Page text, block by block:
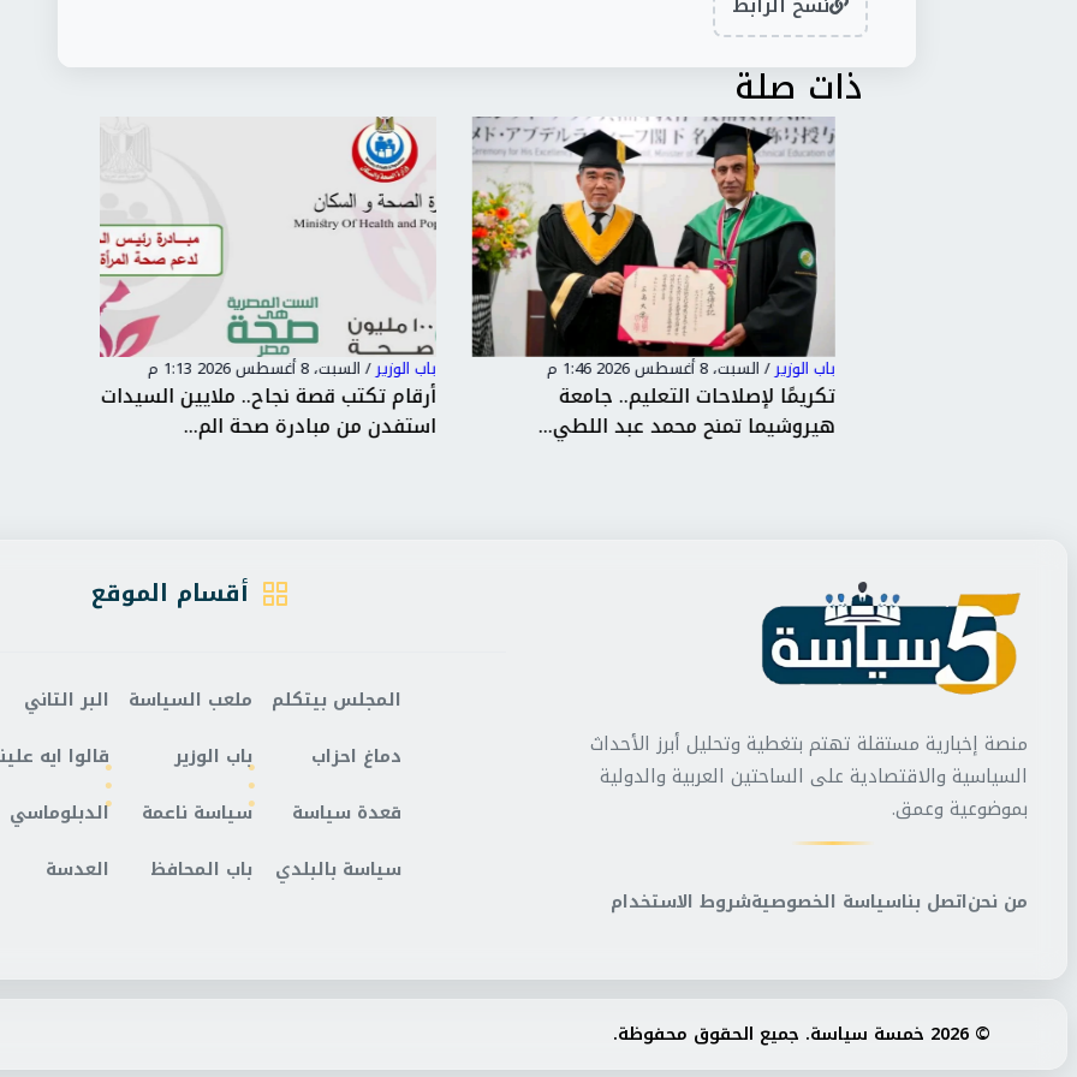
ذات صلة
باب الوزير/السبت، 8 أغسطس 2026 1:46 م
تكريمًا لإصلاحات التعليم.. جامعة
هيروشيما تمنح محمد عبد اللطي...
باب الوزير/السبت، 8 أغسطس 2026 1:13 م
أرقام تكتب قصة نجاح.. ملايين السيدات
استفدن من مبادرة صحة الم...
منصة إخبارية مستقلة تهتم بتغطية وتحليل أبرز الأحداث
السياسية والاقتصادية على الساحتين العربية والدولية
بموضوعية وعمق.
من نحناتصل بناسياسة الخصوصيةشروط الاستخدام
أقسام الموقع
المجلس بيتكلم
دماغ احزاب
قعدة سياسة
سياسة بالبلدي
ملعب السياسة
باب الوزير
سياسة ناعمة
باب المحافظ
البر التاني
قالوا ايه
الدبلوماسي
العدسة
© 2026 خمسة سياسة. جميع الحقوق محفوظة.